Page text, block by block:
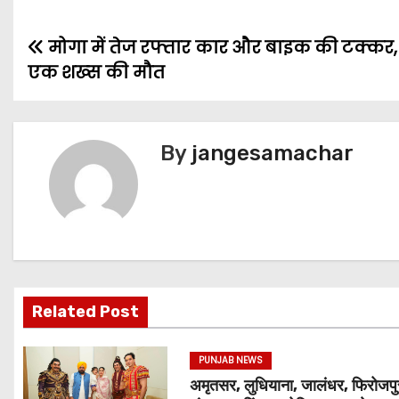
मोगा में तेज रफ्तार कार और बाइक की
एक शख्स की मौत
By jangesamachar
Related Post
PUNJAB NEWS
अमृतसर, लुधियाना, जालंधर,